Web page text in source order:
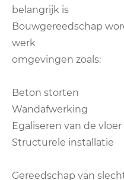
belangrijk is
Bouwgereedschap
werk
omgevingen zoals:
Beton storten
Wandafwerking
Egaliseren van de vloer
Structurele installatie
Gereedschap van